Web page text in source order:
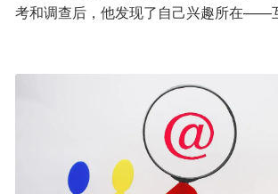
考和调查后，他发现了自己兴趣所在——